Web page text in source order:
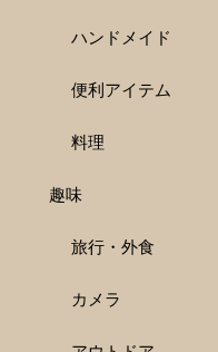
ハンドメイド
便利アイテム
料理
趣味
旅行・外食
カメラ